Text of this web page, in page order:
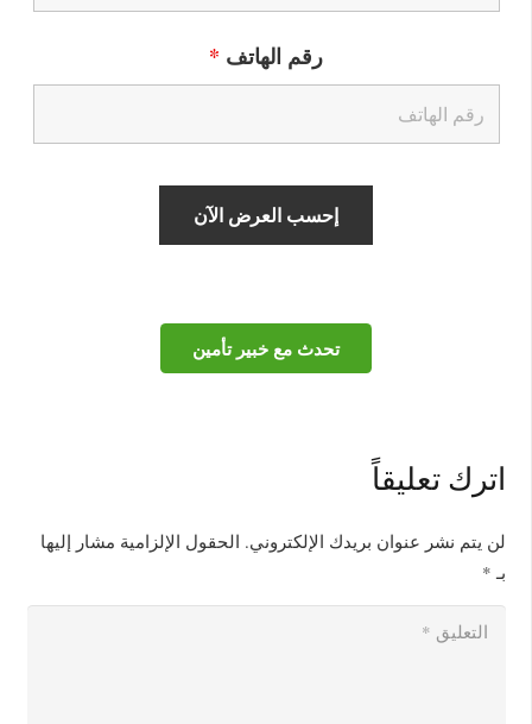
رقم الهاتف *
تحدث مع خبير تأمين
اترك تعليقاً
لن يتم نشر عنوان بريدك الإلكتروني. الحقول الإلزامية مشار إليها
بـ *